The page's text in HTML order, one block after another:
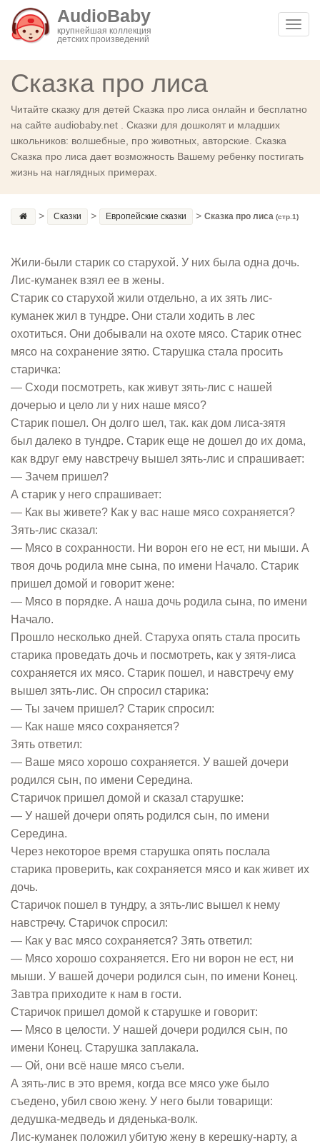
AudioBaby
крупнейшая коллекция
детских произведений
Сказка про лиса
Читайте сказку для детей Сказка про лиса онлайн и бесплатно
на сайте audiobaby.net . Сказки для дошколят и младших
школьников: волшебные, про животных, авторские. Сказка
Сказка про лиса дает возможность Вашему ребенку постигать
жизнь на наглядных примерах.
> Сказки > Европейские сказки > Сказка про лиса (стр.1)
Жили-были старик со старухой. У них была одна дочь.
Лис-куманек взял ее в жены.
Старик со старухой жили отдельно, а их зять лис-
куманек жил в тундре. Они стали ходить в лес
охотиться. Они добывали на охоте мясо. Старик отнес
мясо на сохранение зятю. Старушка стала просить
старичка:
— Сходи посмотреть, как живут зять-лис с нашей
дочерью и цело ли у них наше мясо?
Старик пошел. Он долго шел, так. как дом лиса-зятя
был далеко в тундре. Старик еще не дошел до их дома,
как вдруг ему навстречу вышел зять-лис и спрашивает:
— Зачем пришел?
А старик у него спрашивает:
— Как вы живете? Как у вас наше мясо сохраняется?
Зять-лис сказал:
— Мясо в сохранности. Ни ворон его не ест, ни мыши. А
твоя дочь родила мне сына, по имени Начало. Старик
пришел домой и говорит жене:
— Мясо в порядке. А наша дочь родила сына, по имени
Начало.
Прошло несколько дней. Старуха опять стала просить
старика проведать дочь и посмотреть, как у зятя-лиса
сохраняется их мясо. Старик пошел, и навстречу ему
вышел зять-лис. Он спросил старика:
— Ты зачем пришел? Старик спросил:
— Как наше мясо сохраняется?
Зять ответил:
— Ваше мясо хорошо сохраняется. У вашей дочери
родился сын, по имени Середина.
Старичок пришел домой и сказал старушке:
— У нашей дочери опять родился сын, по имени
Середина.
Через некоторое время старушка опять послала
старика проверить, как сохраняется мясо и как живет их
дочь.
Старичок пошел в тундру, а зять-лис вышел к нему
навстречу. Старичок спросил:
— Как у вас мясо сохраняется? Зять ответил:
— Мясо хорошо сохраняется. Его ни ворон не ест, ни
мыши. У вашей дочери родился сын, по имени Конец.
Завтра приходите к нам в гости.
Старичок пришел домой к старушке и говорит:
— Мясо в целости. У нашей дочери родился сын, по
имени Конец. Старушка заплакала.
— Ой, они всё наше мясо съели.
А зять-лис в это время, когда все мясо уже было
съедено, убил свою жену. У него были товарищи:
дедушка-медведь и дяденька-волк.
Лис-куманек положил убитую жену в керешку-нарту, а